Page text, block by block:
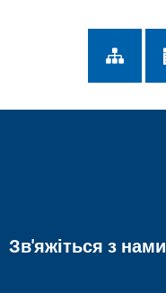
Зв'яжіться з нами